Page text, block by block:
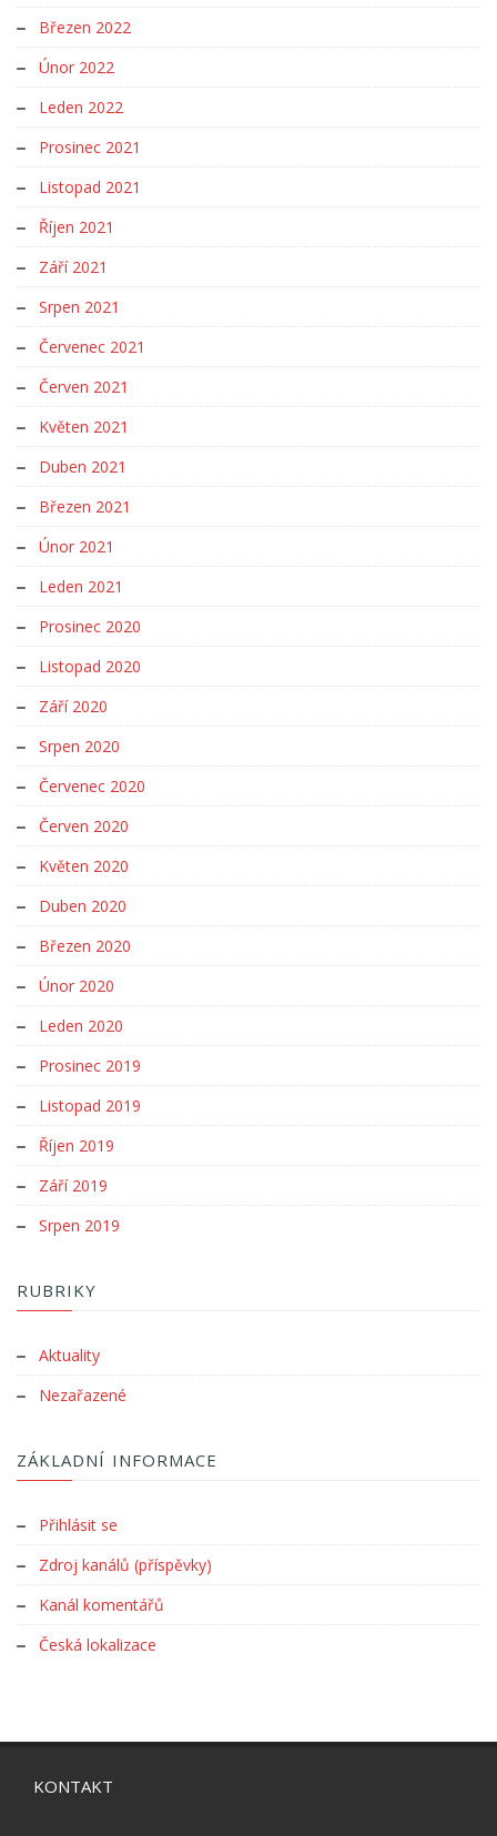
Březen 2022
Únor 2022
Leden 2022
Prosinec 2021
Listopad 2021
Říjen 2021
Září 2021
Srpen 2021
Červenec 2021
Červen 2021
Květen 2021
Duben 2021
Březen 2021
Únor 2021
Leden 2021
Prosinec 2020
Listopad 2020
Září 2020
Srpen 2020
Červenec 2020
Červen 2020
Květen 2020
Duben 2020
Březen 2020
Únor 2020
Leden 2020
Prosinec 2019
Listopad 2019
Říjen 2019
Září 2019
Srpen 2019
RUBRIKY
Aktuality
Nezařazené
ZÁKLADNÍ INFORMACE
Přihlásit se
Zdroj kanálů (příspěvky)
Kanál komentářů
Česká lokalizace
KONTAKT